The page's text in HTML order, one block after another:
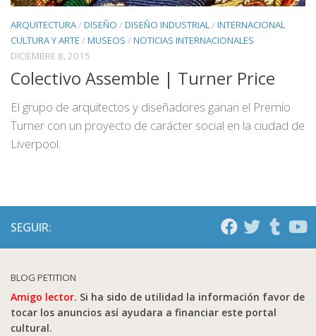
ARQUITECTURA/DISEÑO /DISEÑO INDUSTRIAL/INTERNACIONAL
CULTURA Y ARTE /MUSEOS /NOTICIAS INTERNACIONALES
DICIEMBRE 8, 2015
Colectivo Assemble | Turner Price
El grupo de arquitectos y diseñadores ganan el Premio
Turner con un proyecto de carácter social en la ciudad de
Liverpool.
SEGUIR:
BLOG PETITION
Amigo lector. Si ha sido de utilidad la información favor de
tocar los anuncios así ayudara a financiar este portal
cultural.